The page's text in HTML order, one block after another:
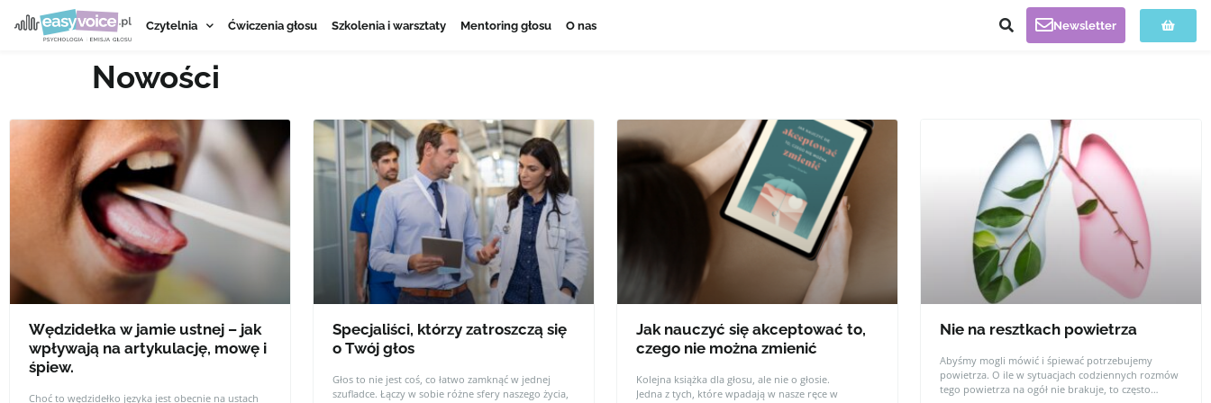
Czytelnia Ćwiczenia głosu Szkolenia i warsztaty Mentoring głosu O nas Newsletter
Nowości
Wędzidełka w jamie ustnej – jak
wpływają na artykulację, mowę i
śpiew.
Choć to wędzidełko języka jest obecnie na ustach
Specjaliści, którzy zatroszczą się
o Twój głos
Głos to nie jest coś, co łatwo zamknąć w jednej
szufladce. Łączy w sobie różne sfery naszego życia,
Jak nauczyć się akceptować to,
czego nie można zmienić
Kolejna książka dla głosu, ale nie o głosie.
Jedna z tych, które wpadają w nasze ręce w
Nie na resztkach powietrza
Abyśmy mogli mówić i śpiewać potrzebujemy
powietrza. O ile w sytuacjach codziennych rozmów
tego powietrza na ogół nie brakuje, to często